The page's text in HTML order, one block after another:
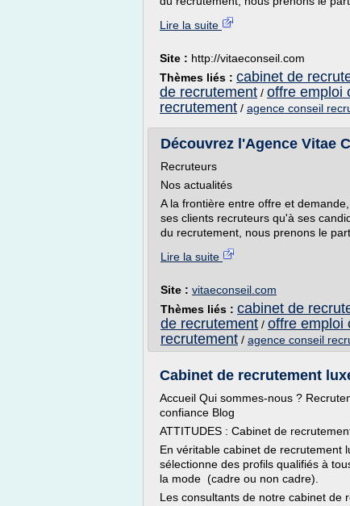
Lire la suite
Site : http://vitaeconseil.com
Thèmes liés : cabinet de
de recrutement / offre emploi
recrutement / agence conseil
Découvrez l'Agence Vitae
Recruteurs
Nos actualités
A la frontière entre offre et
ses clients recruteurs qu'à ses
du recrutement, nous prenons le
Lire la suite
Site : vitaeconseil.com
Thèmes liés : cabinet de
de recrutement / offre emploi
recrutement / agence conseil
Cabinet de recrutement
Accueil Qui sommes-nous ?
confiance Blog
ATTITUDES : Cabinet de
En véritable cabinet de recrutement
sélectionne des profils qualifiés à
la mode (cadre ou non cadre).
Les consultants de notre cabinet de